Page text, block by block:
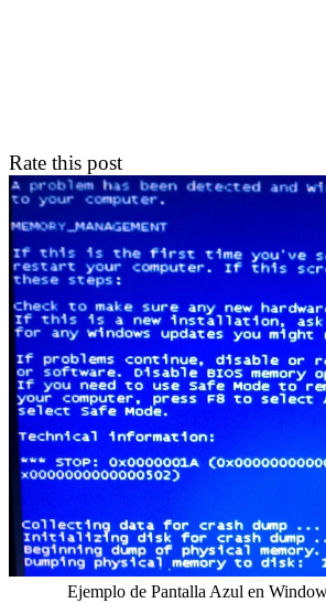
Rate this post
Ejemplo de Pantalla Azul en